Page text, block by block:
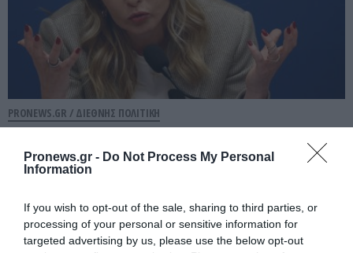
Pronews.gr - Do Not Process My Personal
Information
If you wish to opt-out of the sale, sharing to third parties, or
processing of your personal or sensitive information for
targeted advertising by us, please use the below opt-out
PRONEWS.GR / ΔΙΕΘΝΗΣ ΠΟΛΙΤΙΚΗ
Τ.Μελόνι «Δεν δεχόμαστε τελεσίγραφα»
– Σκληρή κόντρα Ρώμης–Μαδρίτης για τα
07.08.2026 | 18:59